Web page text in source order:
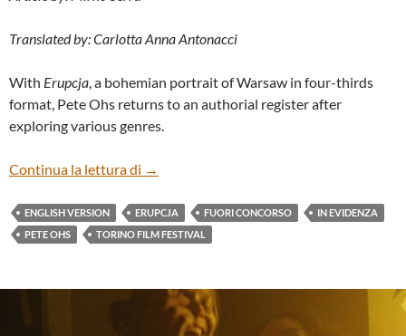
Translated by: Carlotta Anna Antonacci
With Erupcja, a bohemian portrait of Warsaw in four-thirds
format, Pete Ohs returns to an authorial register after
exploring various genres.
Continua la lettura di “ERUPCJA” BY PETE OHS (ENG)
→
ENGLISH VERSION ERUPCJA FUORI CONCORSO
IN EVIDENZA
PETE OHS
TORINO FILM FESTIVAL